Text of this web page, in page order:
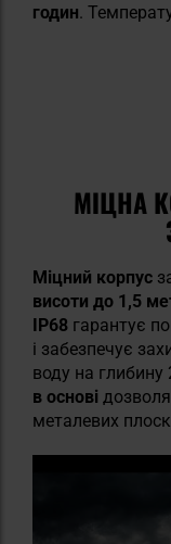
годин.
МІЦНА
Міцний корпус
висоти до 1,5
IP68 гарантує
і забезпечує
воду на
в основі
металевих